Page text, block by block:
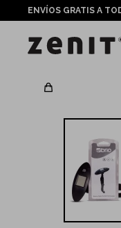
ENVÍOS GRATIS A